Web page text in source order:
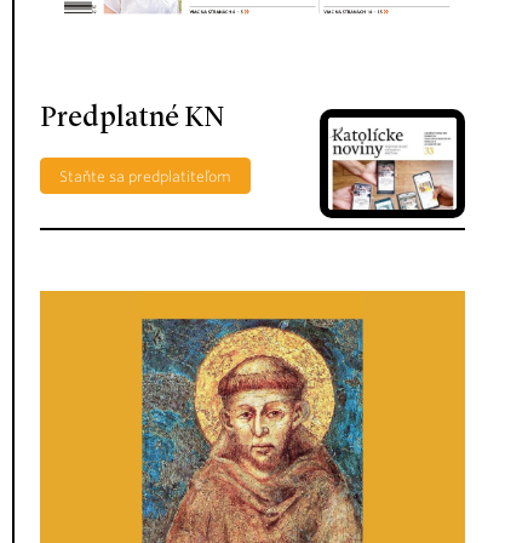
Predplatné KN
Staňte sa predplatiteľom